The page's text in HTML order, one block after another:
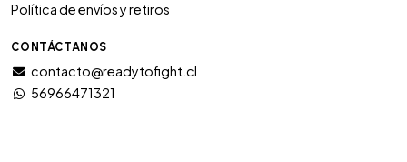
Política de envíos y retiros
CONTÁCTANOS
contacto@readytofight.cl
56966471321